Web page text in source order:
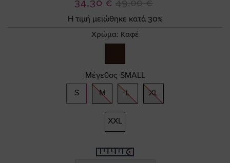
Τιμή
34,30 € 49,00 €
Η τιμή μειώθηκε κατά 30%
Χρώμα: Καφέ
Μέγεθος SMALL
S
M L XL
XXL